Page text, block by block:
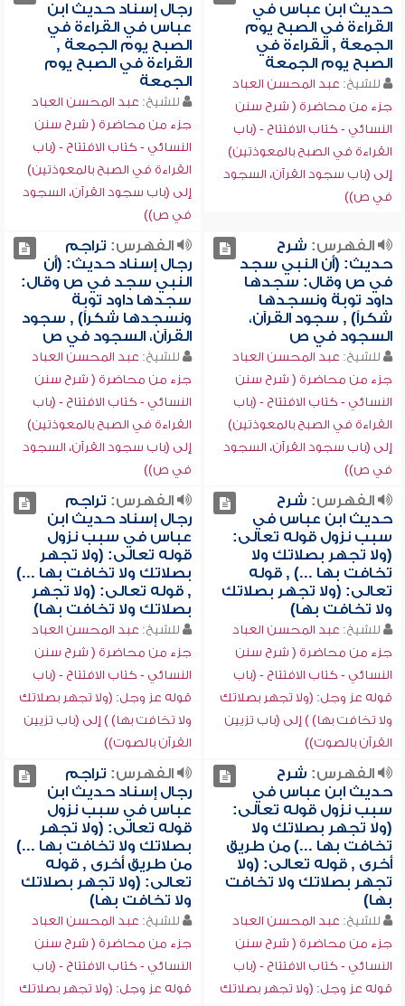
حديث ابن عباس في
القراءة في الصبح يوم
الجمعة , القراءة في
الصبح يوم الجمعة
للشيخ: عبد المحسن العباد
جزء من محاضرة ( شرح سنن
النسائي - كتاب الافتتاح - (باب
القراءة في الصبح بالمعوذتين)
إلى (باب سجود القرآن، السجود
في ص))
رجال إسناد حديث ابن
عباس في القراءة في
الصبح يوم الجمعة ,
القراءة في الصبح يوم
الجمعة
للشيخ: عبد المحسن العباد
جزء من محاضرة ( شرح سنن
النسائي - كتاب الافتتاح - (باب
القراءة في الصبح بالمعوذتين)
إلى (باب سجود القرآن، السجود
في ص))
الفهرس: شرح
حديث: (أن النبي سجد
في ص وقال: سجدها
داود توبة ونسجدها
شكراً) , سجود القرآن،
السجود في ص
للشيخ: عبد المحسن العباد
جزء من محاضرة ( شرح سنن
النسائي - كتاب الافتتاح - (باب
القراءة في الصبح بالمعوذتين)
إلى (باب سجود القرآن، السجود
في ص))
الفهرس: تراجم
رجال إسناد حديث: (أن
النبي سجد في ص وقال:
سجدها داود توبة
ونسجدها شكراً) , سجود
القرآن، السجود في ص
للشيخ: عبد المحسن العباد
جزء من محاضرة ( شرح سنن
النسائي - كتاب الافتتاح - (باب
القراءة في الصبح بالمعوذتين)
إلى (باب سجود القرآن، السجود
في ص))
الفهرس: شرح
حديث ابن عباس في
سبب نزول قوله تعالى:
(ولا تجهر بصلاتك ولا
تخافت بها ...) , قوله
تعالى: (ولا تجهر بصلاتك
ولا تخافت بها)
للشيخ: عبد المحسن العباد
جزء من محاضرة ( شرح سنن
النسائي - كتاب الافتتاح - (باب
قوله عز وجل: (ولا تجهر بصلاتك
ولا تخافت بها) ) إلى (باب تزيين
القرآن بالصوت))
الفهرس: تراجم
رجال إسناد حديث ابن
عباس في سبب نزول
قوله تعالى: (ولا تجهر
بصلاتك ولا تخافت بها ...)
, قوله تعالى: (ولا تجهر
بصلاتك ولا تخافت بها)
للشيخ: عبد المحسن العباد
جزء من محاضرة ( شرح سنن
النسائي - كتاب الافتتاح - (باب
قوله عز وجل: (ولا تجهر بصلاتك
ولا تخافت بها) ) إلى (باب تزيين
القرآن بالصوت))
الفهرس: شرح
حديث ابن عباس في
سبب نزول قوله تعالى:
(ولا تجهر بصلاتك ولا
تخافت بها ...) من طريق
أخرى , قوله تعالى: (ولا
تجهر بصلاتك ولا تخافت
بها)
للشيخ: عبد المحسن العباد
جزء من محاضرة ( شرح سنن
النسائي - كتاب الافتتاح - (باب
قوله عز وجل: (ولا تجهر بصلاتك
الفهرس: تراجم
رجال إسناد حديث ابن
عباس في سبب نزول
قوله تعالى: (ولا تجهر
بصلاتك ولا تخافت بها ...)
من طريق أخرى , قوله
تعالى: (ولا تجهر بصلاتك
ولا تخافت بها)
للشيخ: عبد المحسن العباد
جزء من محاضرة ( شرح سنن
النسائي - كتاب الافتتاح - (باب
قوله عز وجل: (ولا تجهر بصلاتك